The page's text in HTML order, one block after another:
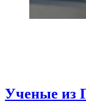
Ученые из